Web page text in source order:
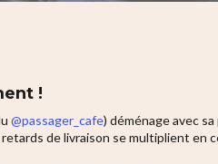
!
@passager_cafe) déménage avec
retards de livraison se multiplient en